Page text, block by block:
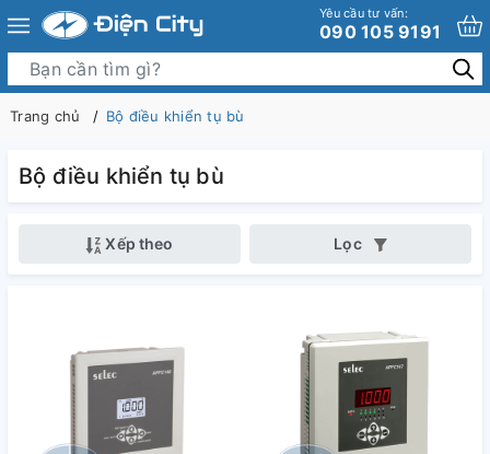
Yêu cầu tư vấn:
090 105 9191
Trang chủ Bộ điều khiển tụ bù
Bộ điều khiển tụ bù
Xếp theo Lọc